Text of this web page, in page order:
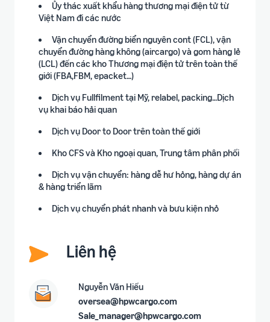
Ủy thác xuất khẩu hàng thương mại điện tử từ
Việt Nam đi các nước
Vận chuyển đường biển nguyên cont (FCL), vận
chuyển đường hàng không (aircargo) và gom hàng lẻ
(LCL) đến các kho Thương mại điện tử trên toàn thế
giới (FBA,FBM, epacket…)
Dịch vụ Fullfilment tại Mỹ, relabel, packing…Dịch
vụ khai báo hải quan
Dịch vụ Door to Door trên toàn thế giới
Kho CFS và Kho ngoại quan, Trung tâm phân phối
Dịch vụ vận chuyển: hàng dễ hư hỏng, hàng dự án
& hàng triển lãm
Dịch vụ chuyển phát nhanh và bưu kiện nhỏ
Liên hệ
Nguyễn Văn Hiếu
oversea@hpwcargo.com
Sale_manager@hpwcargo.com